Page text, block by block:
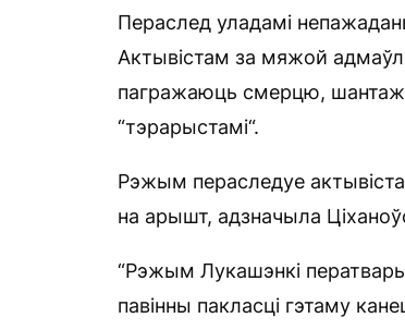
Пераслед уладамі
Актывістам за мяжой
пагражаюць смерцю,
“тэрарыстамі“.
Рэжым пераследуе
на арышт, адзначыла
“Рэжым Лукашэнкі
павінны пакласці гэтаму